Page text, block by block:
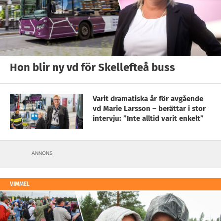
Hon blir ny vd för Skellefteå buss
Varit dramatiska år för avgående
vd Marie Larsson – berättar i stor
intervju: ”Inte alltid varit enkelt”
ANNONS
VIMMEL